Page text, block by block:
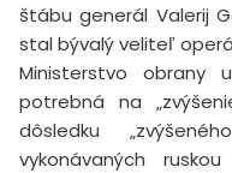
štábu generál Valerij
stal bývalý veliteľ
Ministerstvo obrany
potrebná na
dôsledku
vykonávaných